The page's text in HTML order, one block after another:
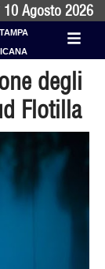
10 Agosto 2026
degli
Flotilla